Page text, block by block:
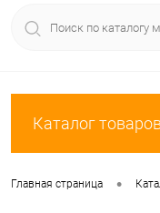
Каталог товаров
Главная страница •